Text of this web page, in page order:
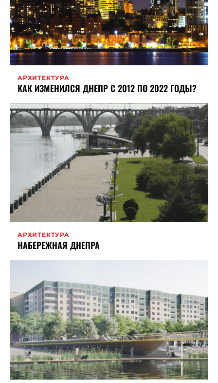
АРХИТЕКТУРА
КАК ИЗМЕНИЛСЯ ДНЕПР С 2012 ПО 2022 ГОДЫ?
АРХИТЕКТУРА
НАБЕРЕЖНАЯ ДНЕПРА